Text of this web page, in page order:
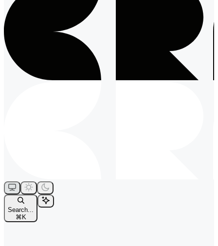
Search...
⌘ K